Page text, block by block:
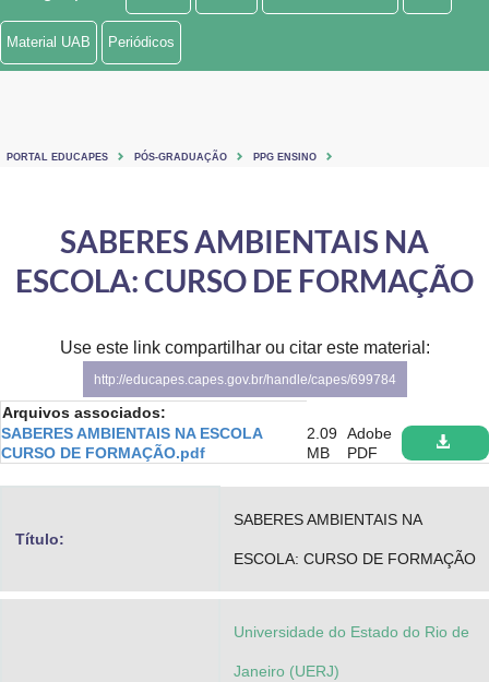
Ministério de Minas e Energia
Controladoria-Geral da União
Secretaria-Geral
Secretaria de Governo
Gabinete de Segurança Institucional
Material UAB Periódicos
PORTAL EDUCAPES PÓS-GRADUAÇÃO PPG ENSINO
SABERES AMBIENTAIS NA
ESCOLA: CURSO DE FORMAÇÃO
Use este link compartilhar ou citar este material:
http://educapes.capes.gov.br/handle/capes/699784
Arquivos associados:
SABERES AMBIENTAIS NA ESCOLA
CURSO DE FORMAÇÃO.pdf
2.09
MB
Adobe
PDF
Título:
SABERES AMBIENTAIS NA
ESCOLA: CURSO DE FORMAÇÃO
Universidade do Estado do Rio de
Janeiro (UERJ)